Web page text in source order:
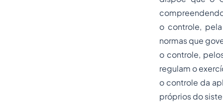
o controle,
normas que
o controle,
regulam o
o controle da
próprios do